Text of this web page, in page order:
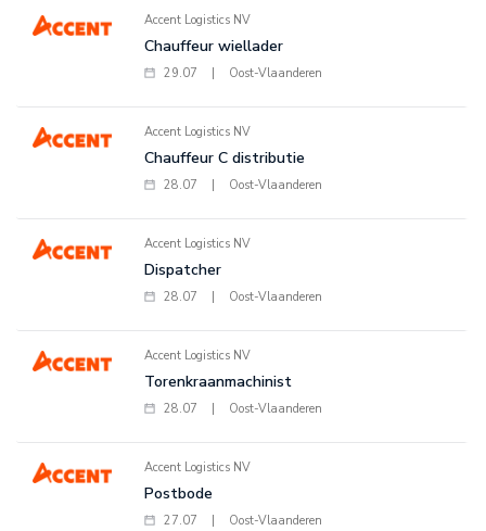
Accent Logistics NV
Chauffeur wiellader
29.07 Oost-Vlaanderen
Accent Logistics NV
Chauffeur C distributie
28.07 Oost-Vlaanderen
Accent Logistics NV
Dispatcher
28.07 Oost-Vlaanderen
Accent Logistics NV
Torenkraanmachinist
28.07 Oost-Vlaanderen
Accent Logistics NV
Postbode
27.07 Oost-Vlaanderen